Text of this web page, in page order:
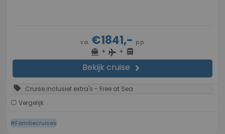
v.a. €1841,- p.p.
directions_boat + flight + directions_bus
Bekijk cruise chevron_right
sell Cruise inclusief extra's - Free at Sea
Vergelijk
#Familiecruises